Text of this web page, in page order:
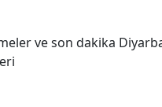
ve son dakika